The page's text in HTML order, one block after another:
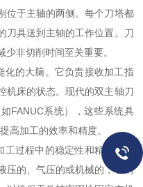
位于主轴的两侧。每个刀塔都
刀具送到主轴的工作位置。刀
非切削时间至关重要。
的大脑。它负责接收加工指
机床的状态。现代的双主轴刀
FANUC系统），这些系统具
高加工的效率和精度。
过程中的稳定性和精度，通
压的、气压的或机械的，它们